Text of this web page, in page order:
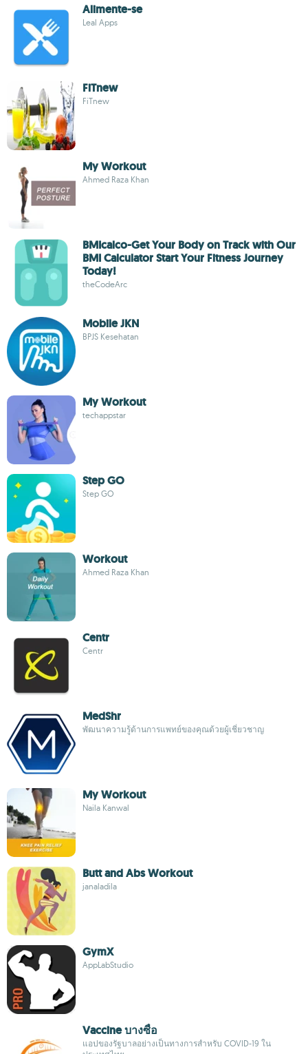
Alimente-se
Leal Apps
FiTnew
FiTnew
My Workout
Ahmed Raza Khan
BMIcalco-Get Your Body on Track with Our
BMI Calculator Start Your Fitness Journey
Today!
theCodeArc
Mobile JKN
BPJS Kesehatan
My Workout
techappstar
Step GO
Step GO
Workout
Ahmed Raza Khan
Centr
Centr
MedShr
พัฒนาความรู้ด้านการแพทย์ของคุณด้วยผู้เชี่ยวชาญ
My Workout
Naila Kanwal
Butt and Abs Workout
janaladila
GymX
AppLabStudio
Vaccine บางซื่อ
แอปของรัฐบาลอย่างเป็นทางการสำหรับ COVID-19 ใน